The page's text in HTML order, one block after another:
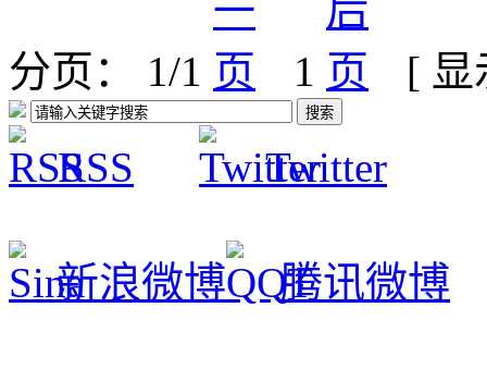
分页： 1/1 1 [
RSS Twitter
新浪微博 腾讯微博